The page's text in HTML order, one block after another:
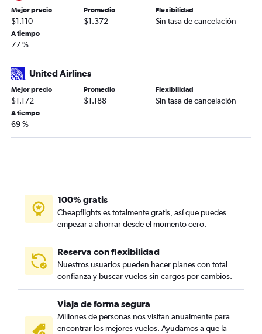
Mejor precio
$1.110
Promedio
$1.372
Flexibilidad
Sin tasa de cancelación
A tiempo
77 %
United Airlines
Mejor precio
$1.172
Promedio
$1.188
Flexibilidad
Sin tasa de cancelación
A tiempo
69 %
100% gratis
Cheapflights es totalmente gratis, así que puedes
empezar a ahorrar desde el momento cero.
Reserva con flexibilidad
Nuestros usuarios pueden hacer planes con total
confianza y buscar vuelos sin cargos por cambios.
Viaja de forma segura
Millones de personas nos visitan anualmente para
encontrar los mejores vuelos. Ayudamos a que la